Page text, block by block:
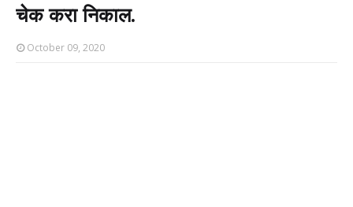
चेक करा निकाल.
October 09, 2020